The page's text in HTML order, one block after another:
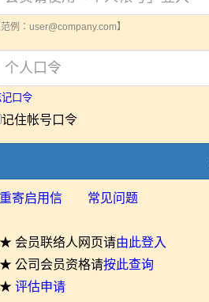
范例：user@company.com】
口令
记住帐号口令
重寄启用信 常见问题
★ 会员联络人网页请由此登入
★ 公司会员资格请按此查询
★ 评估申请